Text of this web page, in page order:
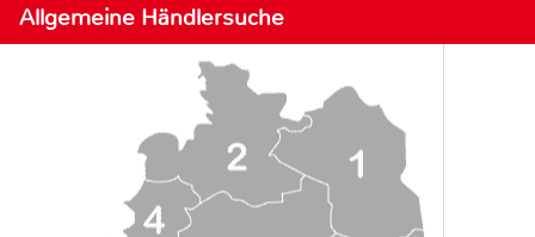
Allgemeine Händlersuche